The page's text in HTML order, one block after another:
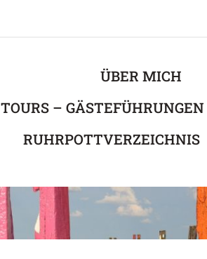
ÜBER MICH
TOURS – GÄSTEFÜHRUNGEN
RUHRPOTTVERZEICHNIS